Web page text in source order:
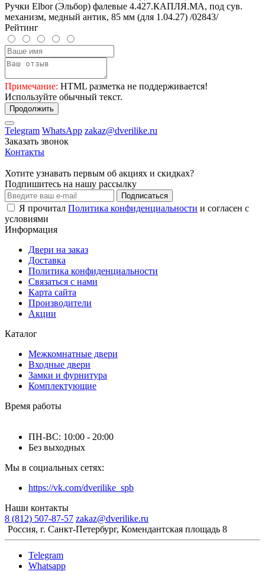
Ручки Elbor (Эльбор) фалевые 4.427.КАПЛЯ.МА, под сув.
механизм, медный антик, 85 мм (для 1.04.27) /02843/
Рейтинг
Примечание: HTML разметка не поддерживается!
Используйте обычный текст.
Продолжить
Telegram WhatsApp zakaz@dverilike.ru
Заказать звонок
Контакты
Хотите узнавать первым об акциях и скидках?
Подпишитесь на нашу рассылку
Подписаться
Я прочитал Политика конфиденциальности и согласен с
условиями
Информация
Двери на заказ
Доставка
Политика конфиденциальности
Связаться с нами
Карта сайта
Производители
Акции
Каталог
Межкомнатные двери
Входные двери
Замки и фурнитура
Комплектующие
Время работы
ПН-ВС: 10:00 - 20:00
Без выходных
Мы в социальных сетях:
https://vk.com/dverilike_spb
Наши контакты
8 (812) 507-87-57 zakaz@dverilike.ru
Россия, г. Санкт-Петербург, Комендантская площадь 8
Telegram
Whatsapp